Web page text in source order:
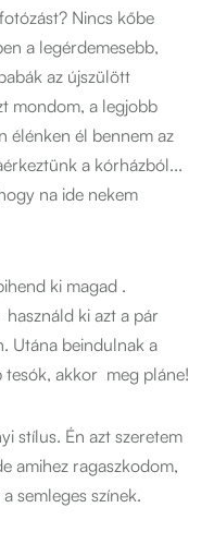
Nincs kőbe
a legérdemesebb,
az újszülött
mondom, a legjobb
élénken él bennem az
a kórházból...
na ide nekem
ki magad .
ki azt a pár
Utána beindulnak a
tesók, akkor meg pláne!
stílus. Én azt szeretem
amihez ragaszkodom,
semleges színek.